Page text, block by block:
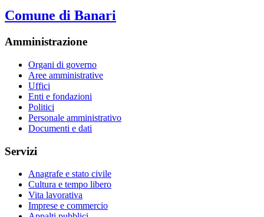
Comune di Banari
Amministrazione
Organi di governo
Aree amministrative
Uffici
Enti e fondazioni
Politici
Personale amministrativo
Documenti e dati
Servizi
Anagrafe e stato civile
Cultura e tempo libero
Vita lavorativa
Imprese e commercio